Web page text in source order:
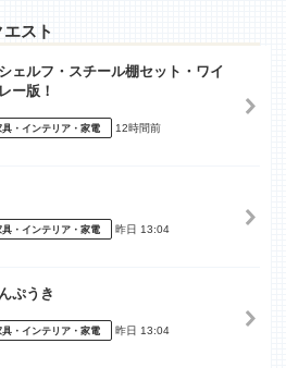
スト
ェルフ・スチール棚セット・ワイ
ー版！
具・インテリア・家電 12時間前
具・インテリア・家電 昨日 13:04
ぷうき
具・インテリア・家電 昨日 13:04